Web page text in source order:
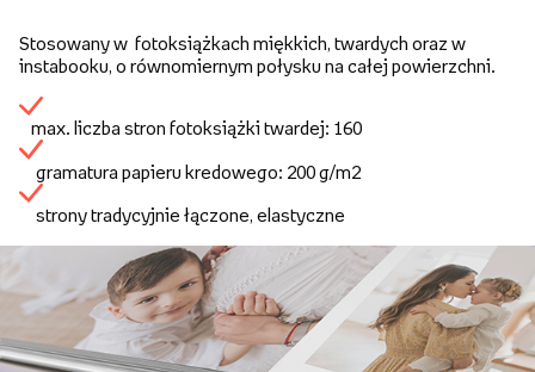
Stosowany w fotoksiążkach miękkich, twardych oraz w
instabooku, o równomiernym połysku na całej powierzchni.
max. liczba stron fotoksiążki twardej: 160
gramatura papieru kredowego: 200 g/m2
strony tradycyjnie łączone, elastyczne